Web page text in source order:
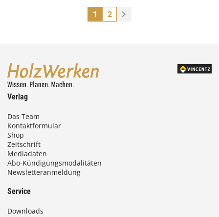
1 2
Verlag
Das Team
Kontaktformular
Shop
Zeitschrift
Mediadaten
Abo-Kündigungsmodalitäten
Newsletteranmeldung
Service
Downloads